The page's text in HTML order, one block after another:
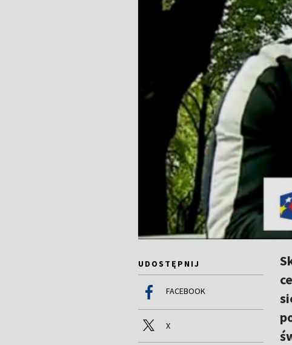
UDOSTĘPNIJ
FACEBOOK
X